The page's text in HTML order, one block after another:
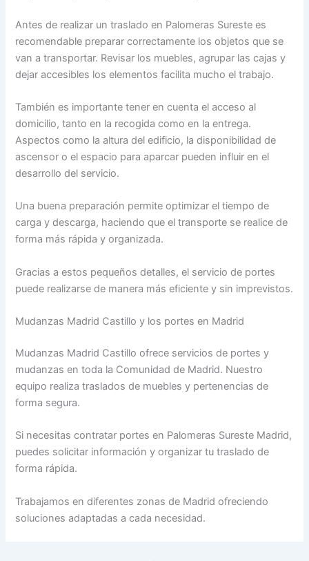
Antes de realizar un traslado en Palomeras Sureste es
recomendable preparar correctamente los objetos que se
van a transportar. Revisar los muebles, agrupar las cajas y
dejar accesibles los elementos facilita mucho el trabajo.
También es importante tener en cuenta el acceso al
domicilio, tanto en la recogida como en la entrega.
Aspectos como la altura del edificio, la disponibilidad de
ascensor o el espacio para aparcar pueden influir en el
desarrollo del servicio.
Una buena preparación permite optimizar el tiempo de
carga y descarga, haciendo que el transporte se realice de
forma más rápida y organizada.
Gracias a estos pequeños detalles, el servicio de portes
puede realizarse de manera más eficiente y sin imprevistos.
Mudanzas Madrid Castillo y los portes en Madrid
Mudanzas Madrid Castillo ofrece servicios de portes y
mudanzas en toda la Comunidad de Madrid. Nuestro
equipo realiza traslados de muebles y pertenencias de
forma segura.
Si necesitas contratar portes en Palomeras Sureste Madrid,
puedes solicitar información y organizar tu traslado de
forma rápida.
Trabajamos en diferentes zonas de Madrid ofreciendo
soluciones adaptadas a cada necesidad.